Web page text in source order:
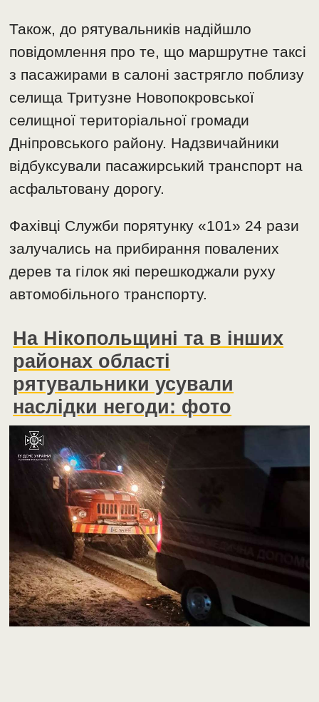
Також, до рятувальників надійшло
повідомлення про те, що маршрутне таксі
з пасажирами в салоні застрягло поблизу
селища Тритузне Новопокровської
селищної територіальної громади
Дніпровського району. Надзвичайники
відбуксували пасажирський транспорт на
асфальтовану дорогу.
Фахівці Служби порятунку «101» 24 рази
залучались на прибирання повалених
дерев та гілок які перешкоджали руху
автомобільного транспорту.
На Нікопольщині та в інших
районах області
рятувальники усували
наслідки негоди: фото